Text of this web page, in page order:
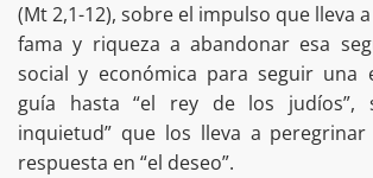
(Mt 2,1-12), sobre el impulso que lleva
fama y riqueza a abandonar esa
social y económica para seguir una
guía hasta “el rey de los judíos”,
inquietud” que los lleva a
respuesta en “el deseo”.